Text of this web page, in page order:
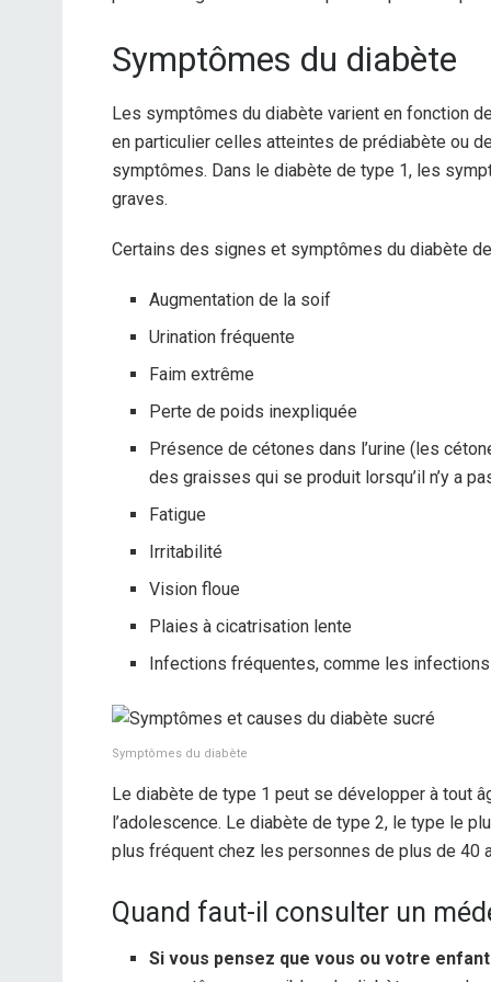
Symptômes du diabète
Les symptômes du diabète varient en fonction
en particulier celles atteintes de prédiabète ou
symptômes. Dans le diabète de type 1, les
graves.
Certains des signes et symptômes du diabète
Augmentation de la soif
Urination fréquente
Faim extrême
Perte de poids inexpliquée
Présence de cétones dans l’urine (les
des graisses qui se produit lorsqu’il n’y a
Fatigue
Irritabilité
Vision floue
Plaies à cicatrisation lente
Infections fréquentes, comme les
Symptômes du diabète
Le diabète de type 1 peut se développer à tout
l’adolescence. Le diabète de type 2, le type le
plus fréquent chez les personnes de plus de 40
Quand faut-il consulter un
Si vous pensez que vous ou votre